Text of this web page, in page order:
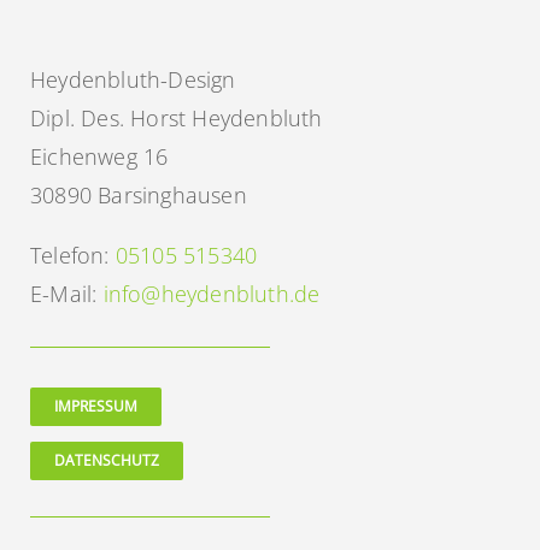
Heydenbluth-Design
Dipl. Des. Horst Heydenbluth
Eichenweg 16
30890 Barsinghausen
Telefon: 05105 515340
E-Mail: info@heydenbluth.de
IMPRESSUM
DATENSCHUTZ